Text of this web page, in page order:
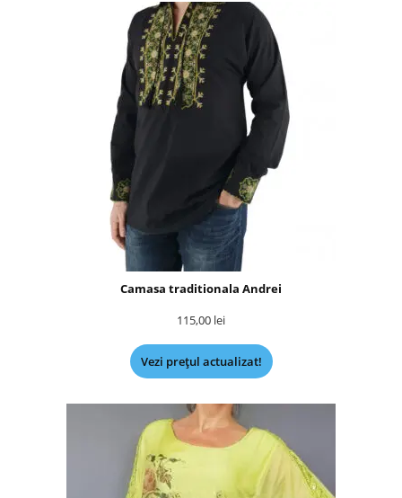
Camasa traditionala Andrei
115,00 lei
Vezi prețul actualizat!